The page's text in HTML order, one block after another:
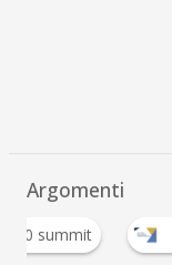
Argomenti
360 summit